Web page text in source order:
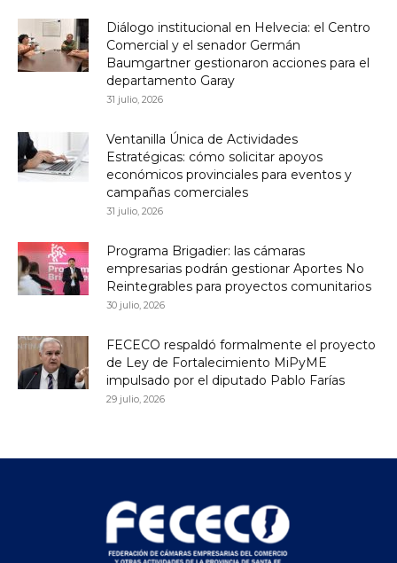
Diálogo institucional en Helvecia: el Centro
Comercial y el senador Germán
Baumgartner gestionaron acciones para el
departamento Garay
31 julio, 2026
Ventanilla Única de Actividades
Estratégicas: cómo solicitar apoyos
económicos provinciales para eventos y
campañas comerciales
31 julio, 2026
Programa Brigadier: las cámaras
empresarias podrán gestionar Aportes No
Reintegrables para proyectos comunitarios
30 julio, 2026
FECECO respaldó formalmente el proyecto
de Ley de Fortalecimiento MiPyME
impulsado por el diputado Pablo Farías
29 julio, 2026